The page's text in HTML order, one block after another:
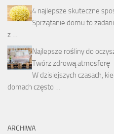
4 najlepsze skuteczne
Sprzątanie domu to
z …
Najlepsze rośliny do
Twórz zdrową atmosferę
W dzisiejszych czasach,
domach często …
ARCHIWA